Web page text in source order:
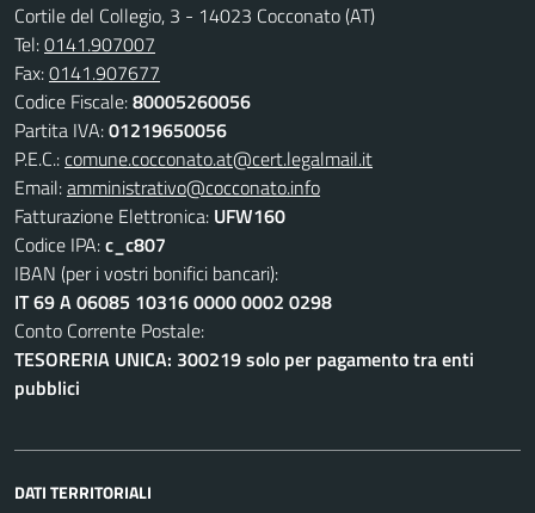
Cortile del Collegio, 3 - 14023 Cocconato (AT)
Tel:0141.907007
Fax:0141.907677
Codice Fiscale:80005260056
Partita IVA:01219650056
P.E.C.:comune.cocconato.at@cert.legalmail.it
Email:amministrativo@cocconato.info
Fatturazione Elettronica: UFW160
Codice IPA:c_c807
IBAN (per i vostri bonifici bancari):
IT 69 A 06085 10316 0000 0002 0298
Conto Corrente Postale:
TESORERIA UNICA: 300219 solo per pagamento tra enti
pubblici
DATI TERRITORIALI